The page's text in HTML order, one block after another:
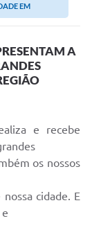
EM
A
e recebe
os nossos
cidade. E